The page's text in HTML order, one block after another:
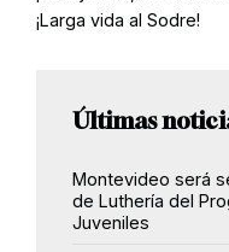
¡Larga vida al Sodre!
Últimas
Montevideo será
de Luthería del
Juveniles